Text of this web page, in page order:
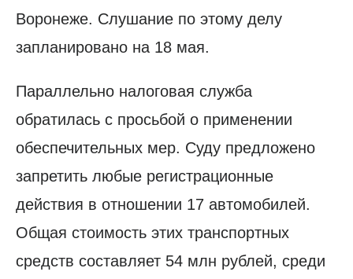
Воронеже. Слушание по этому делу
запланировано на 18 мая.
Параллельно налоговая служба
обратилась с просьбой о применении
обеспечительных мер. Суду предложено
запретить любые регистрационные
действия в отношении 17 автомобилей.
Общая стоимость этих транспортных
средств составляет 54 млн рублей, среди